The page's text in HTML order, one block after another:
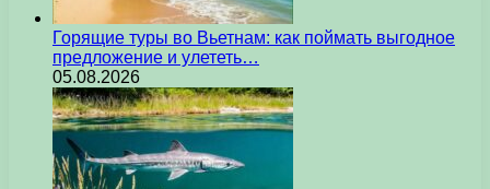
Горящие туры во Вьетнам: как поймать выгодное
предложение и улететь…
05.08.2026